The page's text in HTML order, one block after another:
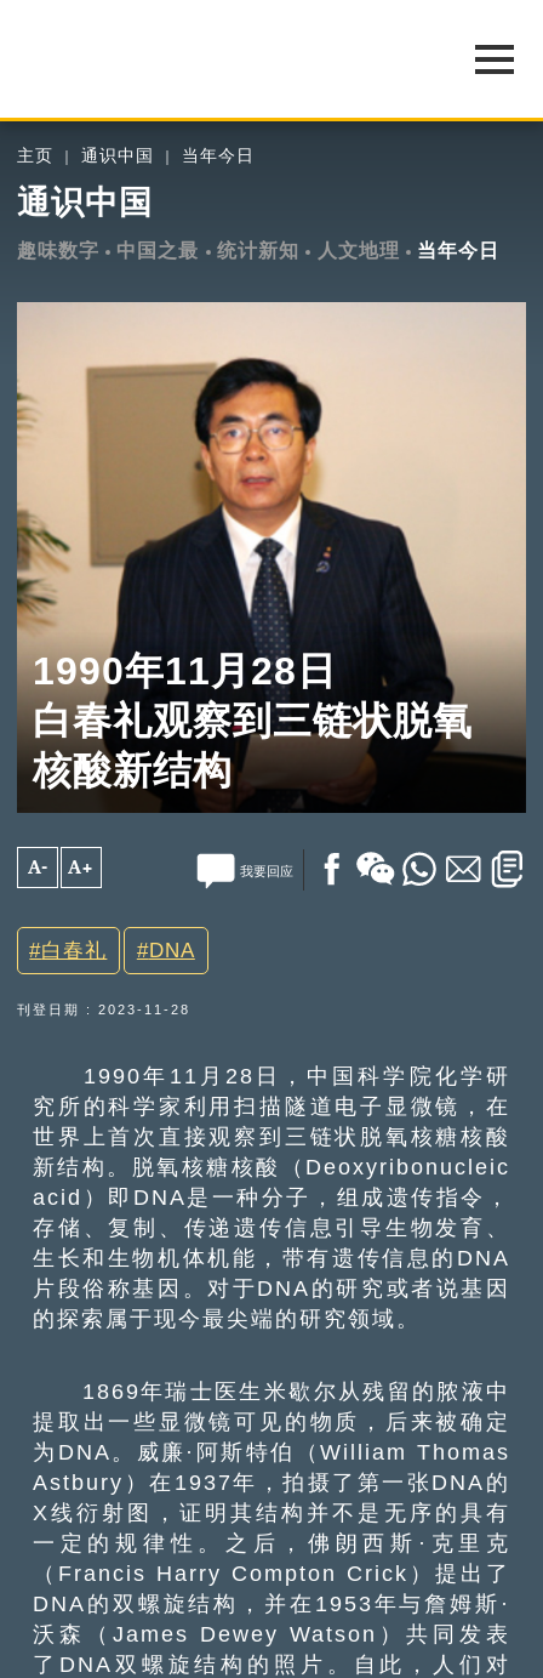
主页 通识中国 当年今日
通识中国
趣味数字 中国之最 统计新知 人文地理 当年今日
1990年11月28日
白春礼观察到三链状脱氧
核酸新结构
A- A+ 我要回应
白春礼 DNA
刊登日期 : 2023-11-28
1990年11月28日，中国科学院化学研
究所的科学家利用扫描隧道电子显微镜，在
世界上首次直接观察到三链状脱氧核糖核酸
新结构。脱氧核糖核酸（Deoxyribonucleic
acid）即DNA是一种分子，组成遗传指令，
存储、复制、传递遗传信息引导生物发育、
生长和生物机体机能，带有遗传信息的DNA
片段俗称基因。对于DNA的研究或者说基因
的探索属于现今最尖端的研究领域。
1869年瑞士医生米歇尔从残留的脓液中
提取出一些显微镜可见的物质，后来被确定
为DNA。威廉·阿斯特伯（William Thomas
Astbury）在1937年，拍摄了第一张DNA的
X线衍射图，证明其结构并不是无序的具有
一定的规律性。之后，佛朗西斯·克里克
（Francis Harry Compton Crick）提出了
DNA的双螺旋结构，并在1953年与詹姆斯·
沃森（James Dewey Watson）共同发表
了DNA双螺旋结构的照片。自此，人们对